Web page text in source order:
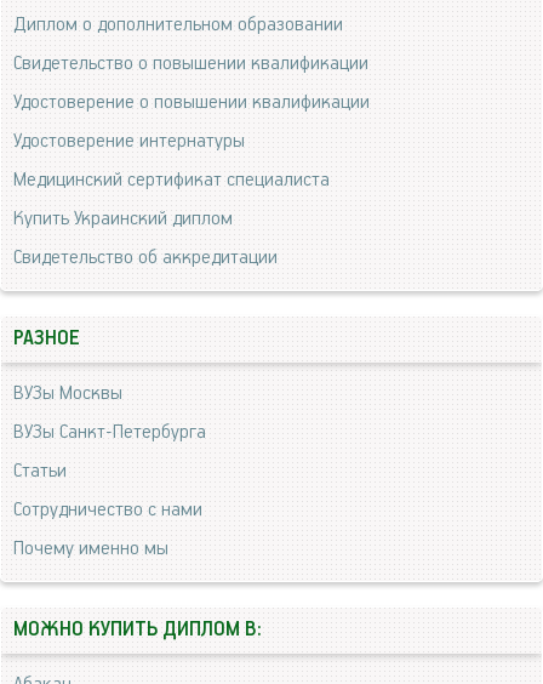
Диплом о дополнительном образовании
Свидетельство о повышении квалификации
Удостоверение о повышении квалификации
Удостоверение интернатуры
Медицинский сертификат специалиста
Купить Украинский диплом
Свидетельство об аккредитации
РАЗНОЕ
ВУЗы Москвы
ВУЗы Санкт-Петербурга
Статьи
Сотрудничество с нами
Почему именно мы
МОЖНО КУПИТЬ ДИПЛОМ В: